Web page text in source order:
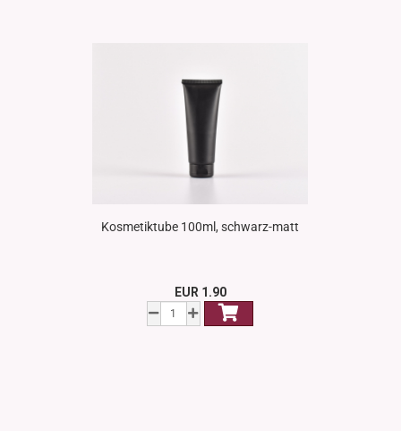
Kosmetiktube 100ml, schwarz-matt
EUR 1.90